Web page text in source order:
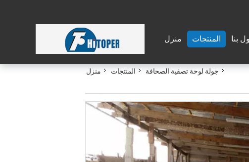
منزل المنتجات بنا
منزل المنتجات جولة لوحة تصفية الصحافة